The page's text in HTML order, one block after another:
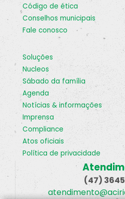
código de ética
conselhos municipais
fale conosco
soluções
nucleos
sábado da família
agenda
notícias & informações
imprensa
compliance
atos oficiais
política de privacidade
(47)